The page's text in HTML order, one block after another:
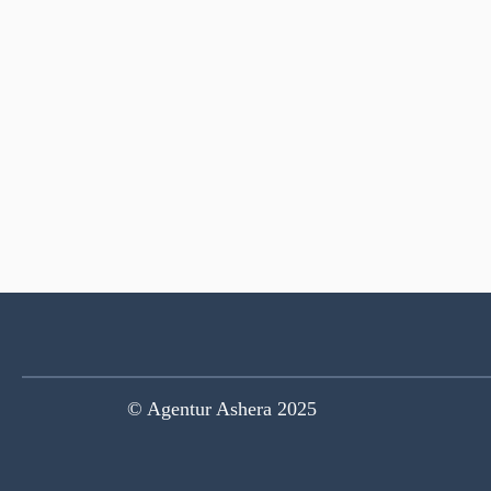
© Agentur Ashera 2025